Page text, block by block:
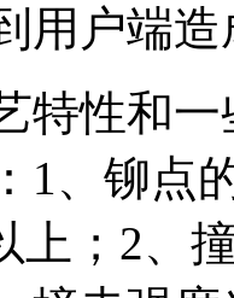
用户端
特性和
1、铆点
上；2、